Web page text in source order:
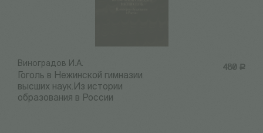
480 Р
Виноградов И.А.
Гоголь в Нежинской гимназии
высших наук.Из истории
образования в России